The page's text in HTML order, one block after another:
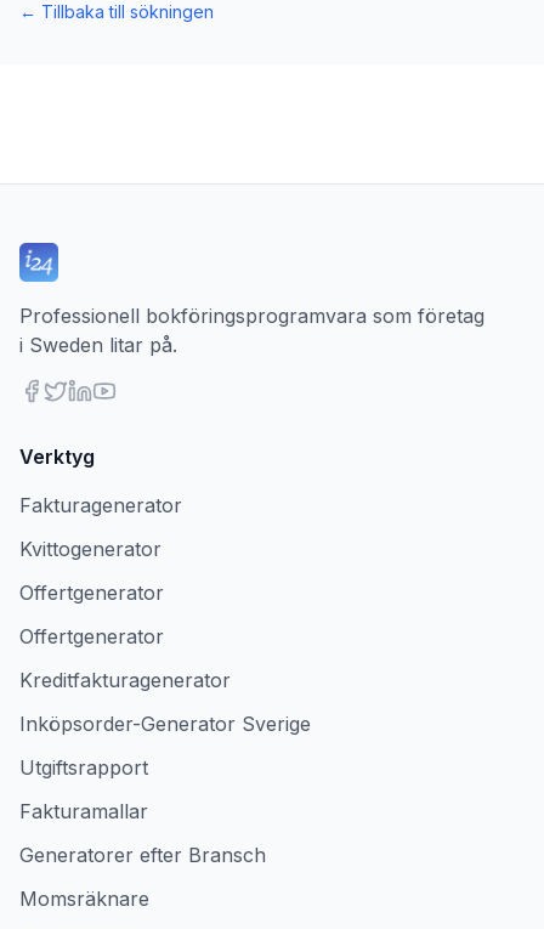
← Tillbaka till sökningen
Professionell bokföringsprogramvara som företag
i Sweden litar på.
Verktyg
Fakturagenerator
Kvittogenerator
Offertgenerator
Offertgenerator
Kreditfakturagenerator
Inköpsorder-Generator Sverige
Utgiftsrapport
Fakturamallar
Generatorer efter Bransch
Momsräknare